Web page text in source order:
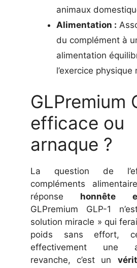
animaux
Alimentation :
du complément à
alimentation
l’exercice physique
GLPremium
efficace ou
arnaque ?
La question de
compléments
réponse honnête
GLPremium GLP-1
solution miracle » qui
poids sans effort,
effectivement une
revanche, c’est un